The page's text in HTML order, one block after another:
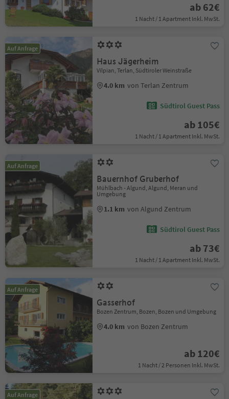
ab 62€
1 Nacht / 1 Apartment Inkl. MwSt.
Auf Anfrage
Haus Jägerheim
Vilpian, Terlan, Südtiroler Weinstraße
4.0 km von Terlan Zentrum
Südtirol Guest Pass
ab 105€
1 Nacht / 1 Apartment Inkl. MwSt.
Auf Anfrage
Bauernhof Gruberhof
Mühlbach - Algund, Algund, Meran und
Umgebung
1.1 km von Algund Zentrum
Südtirol Guest Pass
ab 73€
1 Nacht / 1 Apartment Inkl. MwSt.
Auf Anfrage
Gasserhof
Bozen Zentrum, Bozen, Bozen und Umgebung
4.0 km von Bozen Zentrum
ab 120€
1 Nacht / 2 Personen Inkl. MwSt.
Auf Anfrage